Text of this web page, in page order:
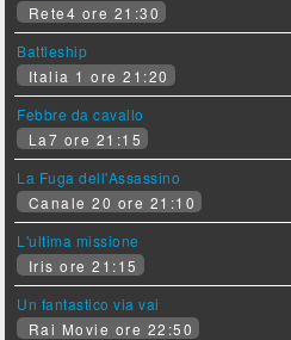
Rete4 ore 21:30
Battleship
Italia 1 ore 21:20
Febbre da cavallo
La7 ore 21:15
La Fuga dell'Assassino
Canale 20 ore 21:10
L'ultima missione
Iris ore 21:15
Un fantastico via vai
Rai Movie ore 22:50